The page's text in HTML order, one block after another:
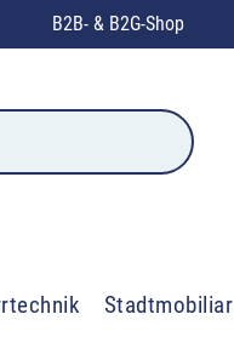
B2B- & B2G-Shop
Stadtmobiliar